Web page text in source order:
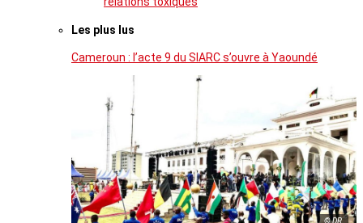
Les plus lus
Cameroun : l’acte 9 du SIARC s’ouvre à Yaoundé
© DR